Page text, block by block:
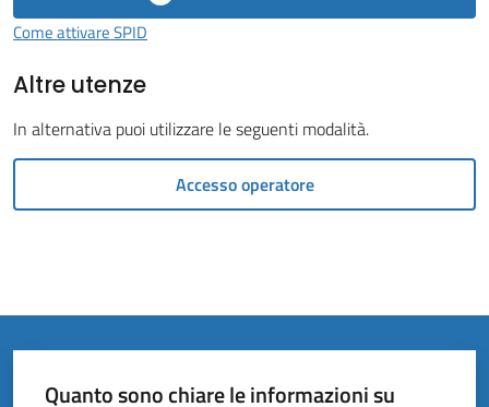
Menu selezionato
Amministrazione
Trasparente
Tutti
Come attivare SPID
Altre utenze
In alternativa puoi utilizzare le seguenti modalità.
Accesso operatore
Quanto sono chiare le informazioni su